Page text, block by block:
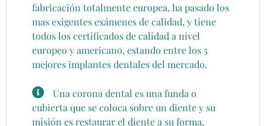
fabricación totalmente europea, ha pasado los
mas exigentes exámenes de calidad, y tiene
todos los certificados de calidad a nivel
europeo y americano, estando entre los 5
mejores implantes dentales del mercado.
Una corona dental es una funda o
cubierta que se coloca sobre un diente y su
misión es restaurar el diente a su forma,